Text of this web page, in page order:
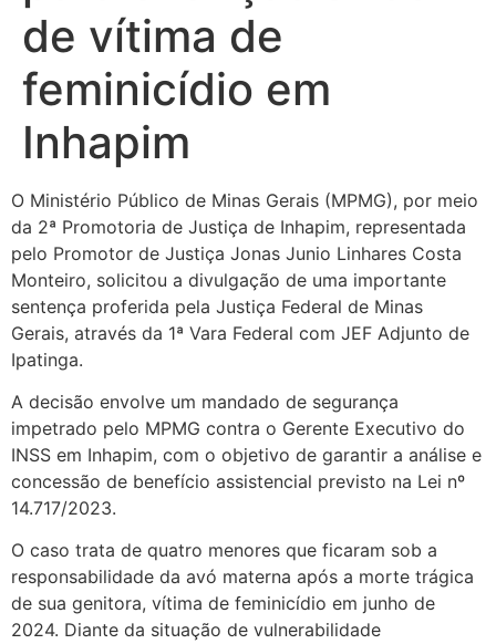
de vítima de
feminicídio em
Inhapim
O Ministério Público de Minas Gerais (MPMG), por meio
da 2ª Promotoria de Justiça de Inhapim, representada
pelo Promotor de Justiça Jonas Junio Linhares Costa
Monteiro, solicitou a divulgação de uma importante
sentença proferida pela Justiça Federal de Minas
Gerais, através da 1ª Vara Federal com JEF Adjunto de
Ipatinga.
A decisão envolve um mandado de segurança
impetrado pelo MPMG contra o Gerente Executivo do
INSS em Inhapim, com o objetivo de garantir a análise e
concessão de benefício assistencial previsto na Lei nº
14.717/2023.
O caso trata de quatro menores que ficaram sob a
responsabilidade da avó materna após a morte trágica
de sua genitora, vítima de feminicídio em junho de
2024. Diante da situação de vulnerabilidade